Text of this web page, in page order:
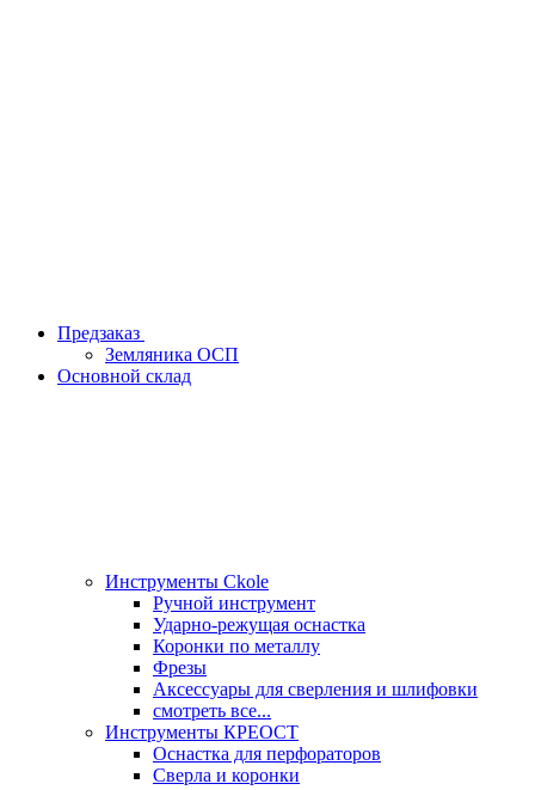
Предзаказ
Земляника ОСП
Основной склад
Инструменты Ckole
Ручной инструмент
Ударно‑режущая оснастка
Коронки по металлу
Фрезы
Аксессуары для сверления и шлифовки
смотреть все...
Инструменты КРЕОСТ
Оснастка для перфораторов
Сверла и коронки